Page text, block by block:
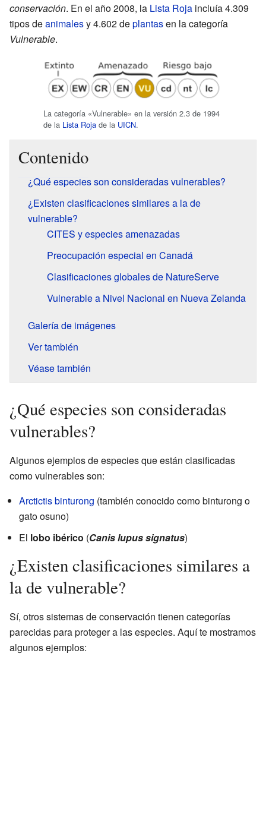
conservación. En el año 2008, la Lista Roja incluía 4.309
tipos deanimalesy 4.602 deplantasen la categoría
Vulnerable.
La categoría «Vulnerable» en la versión 2.3 de 1994
de la Lista Roja de la UICN.
Contenido
¿Qué especies son consideradas vulnerables?
¿Existen clasificaciones similares a la de
vulnerable?
CITES y especies amenazadas
Preocupación especial en Canadá
Clasificaciones globales de NatureServe
Vulnerable a Nivel Nacional en Nueva Zelanda
Galería de imágenes
Ver también
Véase también
¿Qué especies son consideradas
vulnerables?
Algunos ejemplos de especies que están clasificadas
como vulnerables son:
Arctictis binturong (también conocido como binturong o
gato osuno)
El lobo ibérico (Canis lupus signatus)
¿Existen clasificaciones similares a
la de vulnerable?
Sí, otros sistemas de conservación tienen categorías
parecidas para proteger a las especies. Aquí te mostramos
algunos ejemplos: